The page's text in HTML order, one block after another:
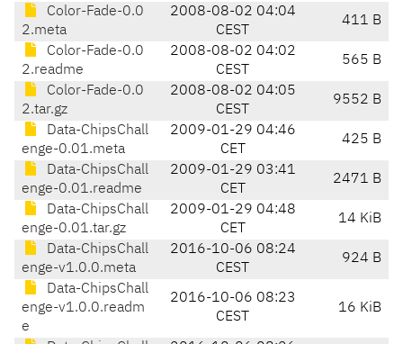
Color-Fade-0.0
2.meta
2008-08-02 04:04
CEST
411 B
Color-Fade-0.0
2.readme
2008-08-02 04:02
CEST
565 B
Color-Fade-0.0
2.tar.gz
2008-08-02 04:05
CEST
9552 B
Data-ChipsChall
enge-0.01.meta
2009-01-29 04:46
CET
425 B
Data-ChipsChall
enge-0.01.readme
2009-01-29 03:41
CET
2471 B
Data-ChipsChall
enge-0.01.tar.gz
2009-01-29 04:48
CET
14 KiB
Data-ChipsChall
enge-v1.0.0.meta
2016-10-06 08:24
CEST
924 B
Data-ChipsChall
enge-v1.0.0.readm
e
2016-10-06 08:23
CEST
16 KiB